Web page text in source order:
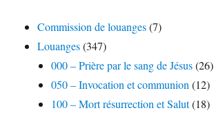
Commission de louanges(7)
Louanges(347)
000 – Prière par le sang de Jésus(26)
050 – Invocation et communion (12)
100 – Mort résurrection et Salut(18)